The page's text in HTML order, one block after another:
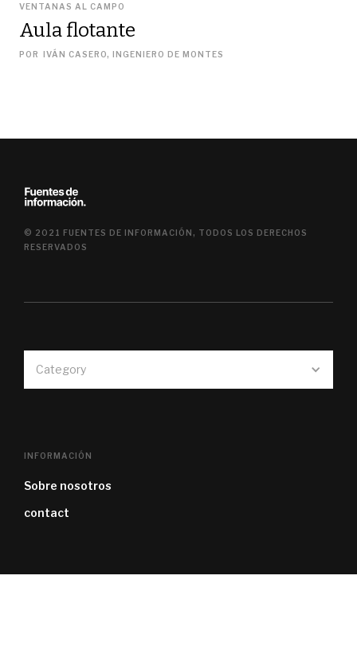
VENTANAS AL CAMPO
Aula flotante
POR IVÁN CASERO, INGENIERO DE MONTES
© 2021 FUENTES DE INFORMACIÓN, TODOS LOS DERECHOS
RESERVADOS
Category
INFORMACIÓN
Sobre nosotros
contact